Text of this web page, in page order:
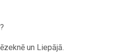
un Liepājā.